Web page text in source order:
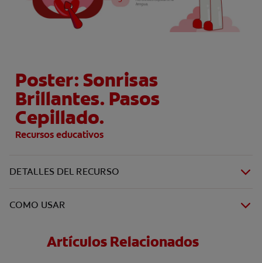
Poster: Sonrisas
Brillantes. Pasos
Cepillado.
Recursos educativos
DETALLES DEL RECURSO
COMO USAR
Artículos Relacionados